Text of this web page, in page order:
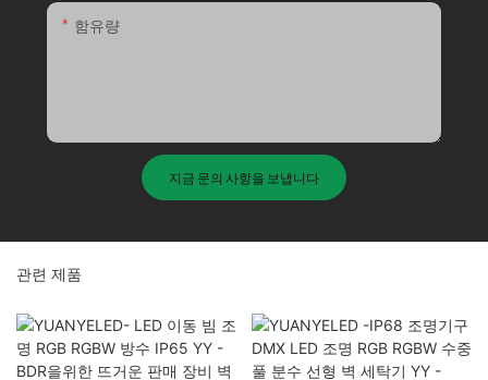
함유량
지금 문의 사항을 보냅니다
관련 제품